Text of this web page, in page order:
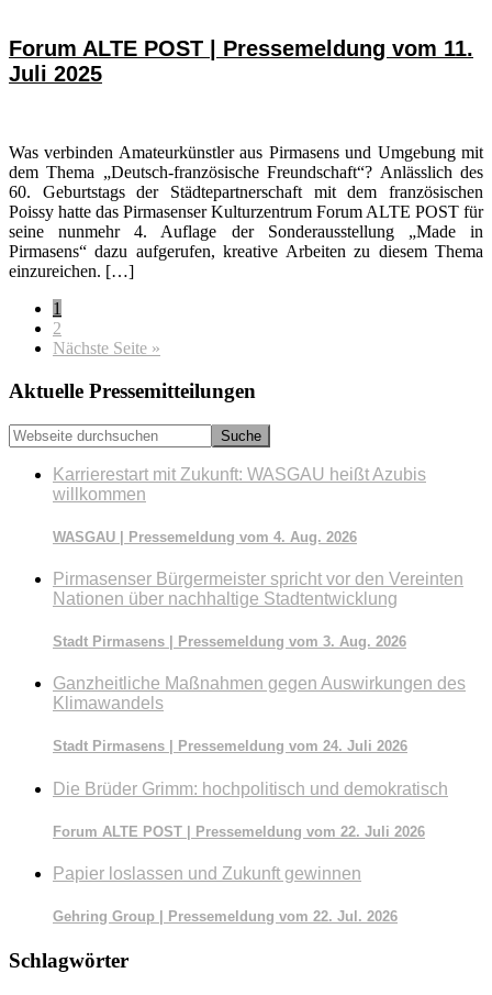
Forum ALTE POST | Pressemeldung vom 11.
Juli 2025
Was verbinden Amateurkünstler aus Pirmasens und Umgebung mit
dem Thema „Deutsch-französische Freundschaft“? Anlässlich des
60. Geburtstags der Städtepartnerschaft mit dem französischen
Poissy hatte das Pirmasenser Kulturzentrum Forum ALTE POST für
seine nunmehr 4. Auflage der Sonderausstellung „Made in
Pirmasens“ dazu aufgerufen, kreative Arbeiten zu diesem Thema
einzureichen. […]
Seite
1
Seite
2
Nächste Seite aufrufen
»
Seitenspalte
Aktuelle Pressemitteilungen
Webseite
durchsuchen
Karrierestart mit Zukunft: WASGAU heißt Azubis
willkommen
WASGAU | Pressemeldung vom 4. Aug. 2026
Pirmasenser Bürgermeister spricht vor den Vereinten
Nationen über nachhaltige Stadtentwicklung
Stadt Pirmasens | Pressemeldung vom 3. Aug. 2026
Ganzheitliche Maßnahmen gegen Auswirkungen des
Klimawandels
Stadt Pirmasens | Pressemeldung vom 24. Juli 2026
Die Brüder Grimm: hochpolitisch und demokratisch
Forum ALTE POST | Pressemeldung vom 22. Juli 2026
Papier loslassen und Zukunft gewinnen
Gehring Group | Pressemeldung vom 22. Jul. 2026
Schlagwörter